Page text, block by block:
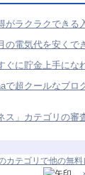
がラクラクできる
の電気代を安くで
ぐに貯金上手に
で超クールなブロ
ス」カテゴリの審
カテゴリで他の無